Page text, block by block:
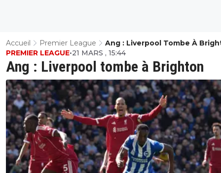
Accueil Premier League Ang : Liverpool Tombe À
Ang : Liverpool tombe à Brighton
PREMIER LEAGUE•21 MARS , 15:44